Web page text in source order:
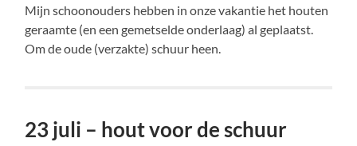
Mijn schoonouders hebben in onze vakantie het houten
geraamte (en een gemetselde onderlaag) al geplaatst.
Om de oude (verzakte) schuur heen.
23 juli – hout voor de schuur